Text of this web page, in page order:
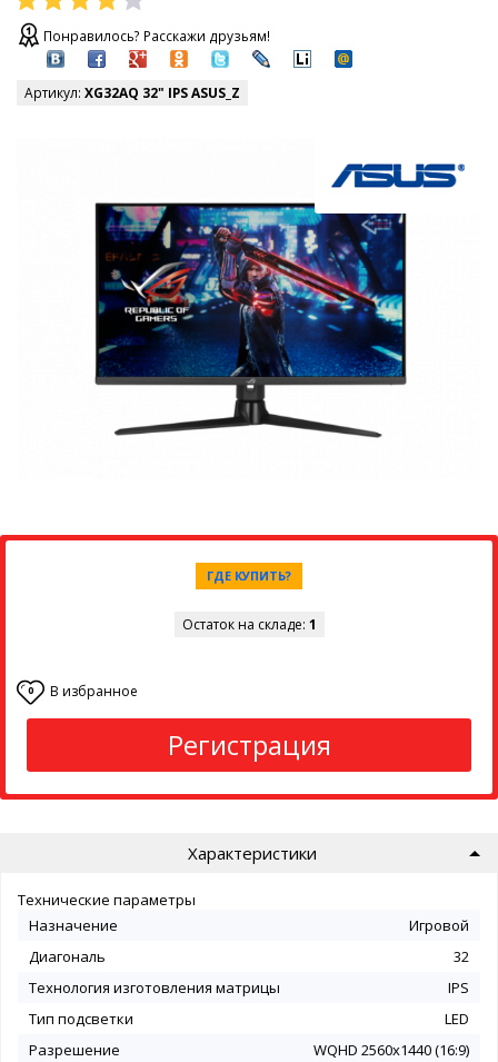
Понравилось? Расскажи друзьям!
Артикул: XG32AQ 32" IPS ASUS_Z
ГДЕ КУПИТЬ?
Остаток на складе: 1
0 В избранное
Регистрация
Характеристики
Технические параметры
Назначение
Игровой
Диагональ
32
Технология изготовления матрицы
IPS
Тип подсветки
LED
Разрешение
WQHD 2560x1440 (16:9)